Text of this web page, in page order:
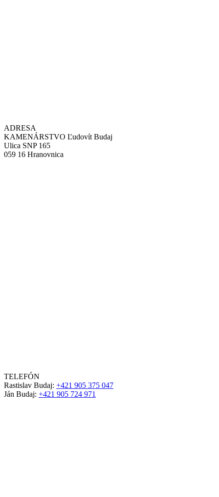
ADRESA
KAMENÁRSTVO Ľudovít Budaj
Ulica SNP 165
059 16 Hranovnica
TELEFÓN
Rastislav Budaj: +421 905 375 047
Ján Budaj: +421 905 724 971